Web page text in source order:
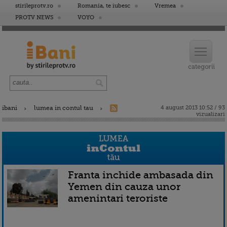
stirileprotv.ro Romania, te iubesc
Vremea
PROTV NEWS
VOYO
ibani lumea in contul tau
4 august 2013 10:52 / 93
vizualizari
Franta inchide ambasada din
Yemen din cauza unor
amenintari teroriste